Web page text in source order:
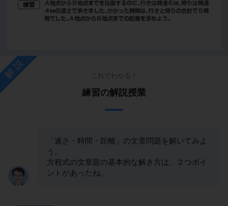
解説 これでわかる！
練習の解説授業
「速さ・時間・距離」の文章問題を解いてみよ
う。
方程式の文章題の基本的な解き方は、２つポイ
ントがあったね。